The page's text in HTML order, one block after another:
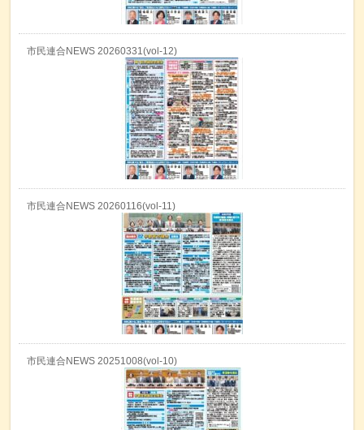
市民連合NEWS 20260331(vol-12)
市民連合NEWS 20260116(vol-11)
市民連合NEWS 20251008(vol-10)